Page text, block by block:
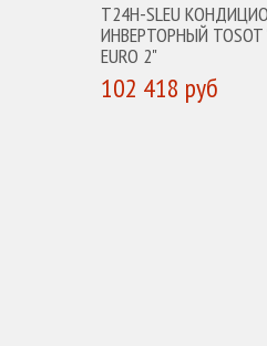
T24H-SLEU
ИНВЕРТОРНЫЙ TOSOT
EURO 2"
102 418 руб